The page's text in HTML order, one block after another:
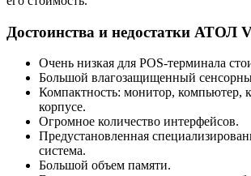
Достоинства и недостатки АТОЛ
Очень низкая для POS‑терминала
Большой влагозащищенный
Компактность: монитор, компьютер,
корпусе.
Огромное количество интерфейсов.
Предустановленная
система.
Большой объем памяти.